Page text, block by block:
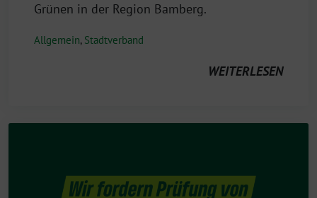
Grünen in der Region Bamberg.
Allgemein, Stadtverband
WEITERLESEN